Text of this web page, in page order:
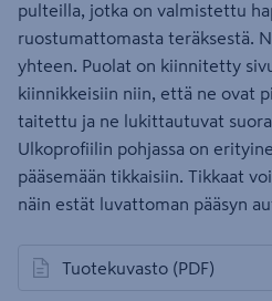
pulteilla, jotka on valmistettu
ruostumattomasta teräksestä.
yhteen. Puolat on kiinnitetty
kiinnikkeisiin niin, että ne ovat
taitettu ja ne lukittautuvat
Ulkoprofiilin pohjassa on
pääsemään tikkaisiin. Tikkaat
näin estät luvattoman pääsyn
Tuotekuvasto (PDF)
avautuu uuteen välilehteen